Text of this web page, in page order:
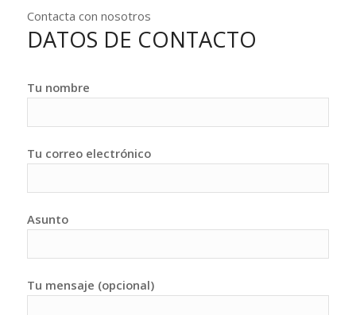
Contacta con nosotros
DATOS DE CONTACTO
Tu nombre
Tu correo electrónico
Asunto
Tu mensaje (opcional)